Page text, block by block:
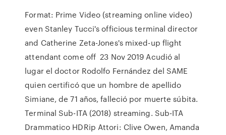
Format: Prime Video (streaming online video)
even Stanley Tucci's officious terminal director
and Catherine Zeta-Jones's mixed-up flight
attendant come off 23 Nov 2019 Acudió al
lugar el doctor Rodolfo Fernández del SAME
quien certificó que un hombre de apellido
Simiane, de 71 años, falleció por muerte súbita.
Terminal Sub-ITA (2018) streaming. Sub-ITA
Drammatico HDRip Attori: Clive Owen, Amanda